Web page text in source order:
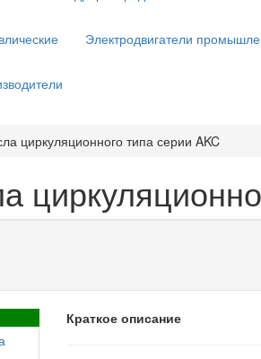
Электродвигатели
циркуляционного типа серии AKC
Краткое описание